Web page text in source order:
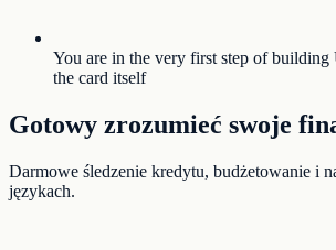
You are in the very first step of building
the card itself
Gotowy zrozumieć swoje
Darmowe śledzenie kredytu, budżetowanie i
językach.